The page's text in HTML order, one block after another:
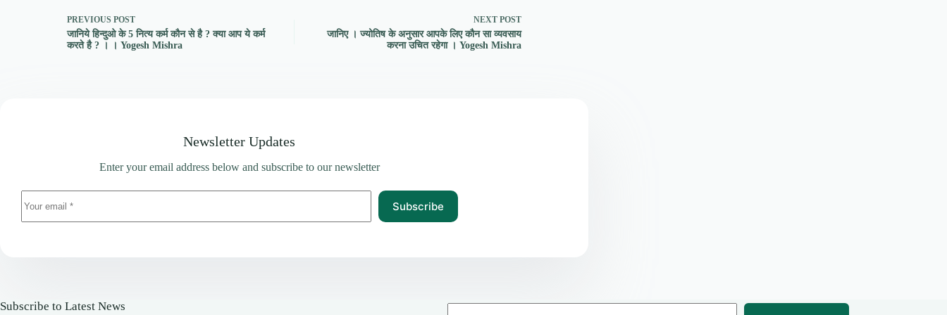
PREVIOUS POST
जानिये हिन्दुओ के 5 नित्य कर्म कौन से है ? क्या आप ये कर्म
करते है ? । । Yogesh Mishra
NEXT POST
जानिए । ज्योतिष के अनुसार आपके लिए कौन सा व्यवसाय
करना उचित रहेगा । Yogesh Mishra
Newsletter Updates
Enter your email address below and subscribe to our newsletter
Subscribe
Subscribe to Latest News